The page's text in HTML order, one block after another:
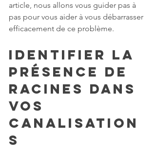
article, nous allons vous guider pas à
pas pour vous aider à vous débarrasser
efficacement de ce problème.
Identifier la
présence de
racines dans
vos
canalisation
s